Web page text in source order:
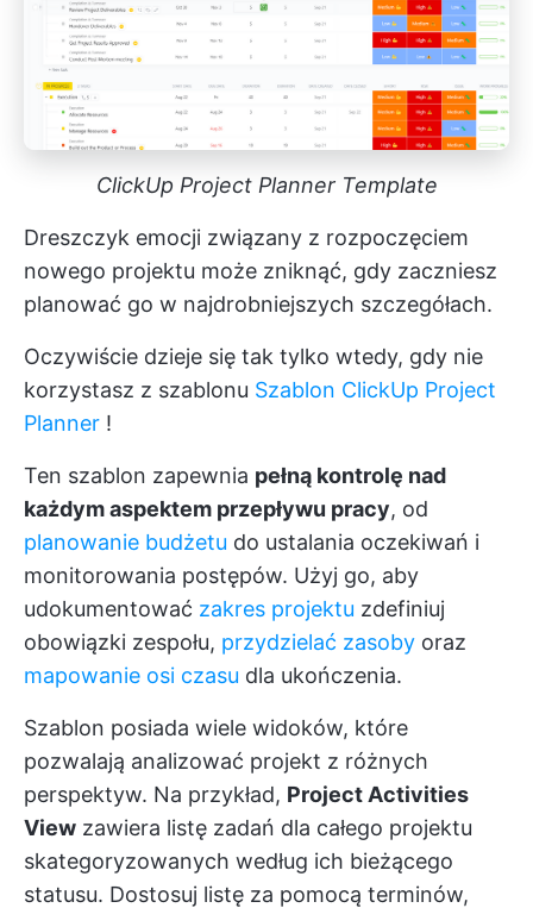
ClickUp Project Planner Template
Dreszczyk emocji związany z rozpoczęciem
nowego projektu może zniknąć, gdy zaczniesz
planować go w najdrobniejszych szczegółach.
Oczywiście dzieje się tak tylko wtedy, gdy nie
korzystasz z szablonu Szablon ClickUp Project
Planner !
Ten szablon zapewnia pełną kontrolę nad
każdym aspektem przepływu pracy, od
planowanie budżetu do ustalania oczekiwań i
monitorowania postępów. Użyj go, aby
udokumentować zakres projektu zdefiniuj
obowiązki zespołu, przydzielać zasoby oraz
mapowanie osi czasu dla ukończenia.
Szablon posiada wiele widoków, które
pozwalają analizować projekt z różnych
perspektyw. Na przykład, Project Activities
View zawiera listę zadań dla całego projektu
skategoryzowanych według ich bieżącego
statusu. Dostosuj listę za pomocą terminów,